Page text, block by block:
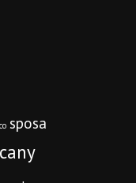
sposa